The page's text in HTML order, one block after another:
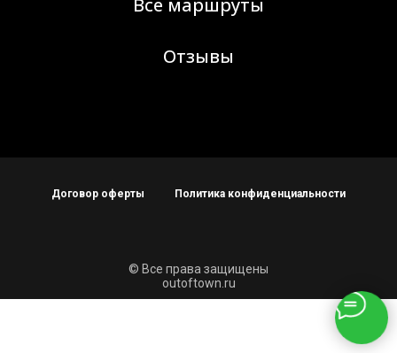
Все маршруты
Отзывы
Договор оферты Политика конфиденциальности
© Все права защищены
outoftown.ru